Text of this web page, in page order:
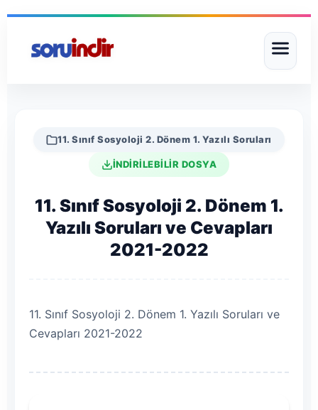
11. Sınıf Sosyoloji 2. Dönem 1. Yazılı Soruları
İNDİRİLEBİLİR DOSYA
11. Sınıf Sosyoloji 2. Dönem 1.
Yazılı Soruları ve Cevapları
2021-2022
11. Sınıf Sosyoloji 2. Dönem 1. Yazılı Soruları ve
Cevapları 2021-2022